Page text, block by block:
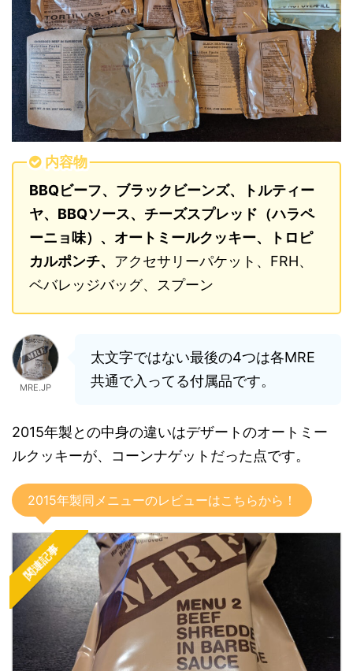
内容物
BBQビーフ、ブラックビーンズ、トルティー
ヤ、BBQソース、チーズスプレッド（ハラペ
ーニョ味）、オートミールクッキー、
トロピ
カルポンチ、 アクセサリーパケット、FRH、
ベバレッジバッグ、スプーン
MRE.JP
太文字ではない最後の4つは各MRE
共通で入ってる付属品です。
2015年製との中身の違いはデザートのオートミー
ルクッキーが、コーンナゲットだった点です。
2015年製同メニューのレビューはこちらから！
関連記事